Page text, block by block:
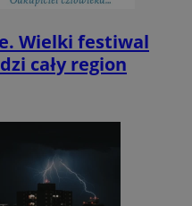
Wielki festiwal
cały region